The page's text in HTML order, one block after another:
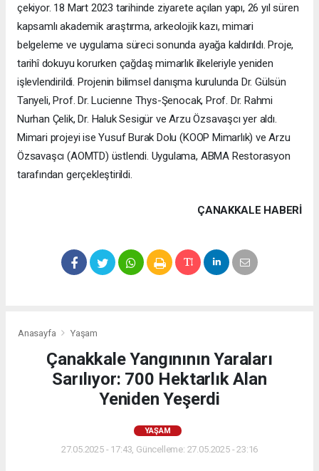
çekiyor. 18 Mart 2023 tarihinde ziyarete açılan yapı, 26 yıl süren
kapsamlı akademik araştırma, arkeolojik kazı, mimari
belgeleme ve uygulama süreci sonunda ayağa kaldırıldı. Proje,
tarihî dokuyu korurken çağdaş mimarlık ilkeleriyle yeniden
işlevlendirildi. Projenin bilimsel danışma kurulunda Dr. Gülsün
Tanyeli, Prof. Dr. Lucienne Thys-Şenocak, Prof. Dr. Rahmi
Nurhan Çelik, Dr. Haluk Sesigür ve Arzu Özsavaşcı yer aldı.
Mimari projeyi ise Yusuf Burak Dolu (KOOP Mimarlık) ve Arzu
Özsavaşcı (AOMTD) üstlendi. Uygulama, ABMA Restorasyon
tarafından gerçekleştirildi.
ÇANAKKALE HABERİ
Anasayfa Yaşam
Çanakkale Yangınının Yaraları
Sarılıyor: 700 Hektarlık Alan
Yeniden Yeşerdi
YAŞAM
27.05.2025 - 17:43, Güncelleme: 27.05.2025 - 23:16